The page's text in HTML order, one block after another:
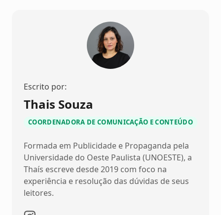
Escrito por:
Thais Souza
COORDENADORA DE COMUNICAÇÃO E CONTEÚDO
Formada em Publicidade e Propaganda pela
Universidade do Oeste Paulista (UNOESTE), a
Thaís escreve desde 2019 com foco na
experiência e resolução das dúvidas de seus
leitores.